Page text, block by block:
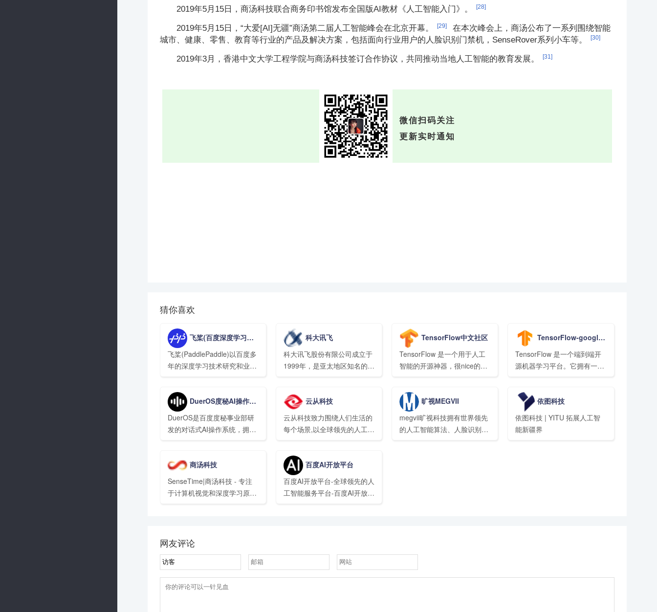
2019年5月15日，商汤科技联合商务印书馆发布全国版AI教材《人工智能入门》。 [28]
2019年5月15日，“大爱[AI]无疆”商汤第二届人工智能峰会在北京开幕。 [29]
在本次峰会上，商汤公布了一系列围绕智能
城市、健康、零售、教育等行业的产品及解决方案，包括面向行业用户的人脸识别门禁机，SenseRover系列小车等。
[30]
2019年3月，香港中文大学工程学院与商汤科技签订合作协议，共同推动当地人工智能的教育发展。 [31]
微信扫码关注
更新实时通知
猜你喜欢
飞桨(百度深度学习平台PaddlePaddle)
飞桨(PaddlePaddle)以百度多
年的深度学习技术研究和业务
产业级深度学习平台，集深度
学习核心训练和推理框架、基
础模型库、端到端开发套件和
丰富的工具组件于一体。
科大讯飞
科大讯飞股份有限公司成立于
1999年，是亚太地区知名的智
音及语言、自然语言理解、机
器学习推理及自主学习等核心
技术研究并保持了国际前沿技
术水平；积极推动人工智能产
让机器“能听会说，能理解会
思考
TensorFlow中文社区
TensorFlow 是一个用于人工
智能的开源神器，很nice的
TensorFlow-google.cn
TensorFlow 是一个端到端开
源机器学习平台。它拥有一个
研究人员推动机器学习领域的
先进技术的发展，并让开发者
轻松地构建和部署由机器学习
提供支持的应用。
DuerOS度秘AI操作系统
DuerOS是百度度秘事业部研
发的对话式AI操作系统，拥有
听懂、并满足用户。
云从科技
云从科技致力围绕人们生活的
每个场景,以全球领先的人工智
行业化、个性化的智能服务。
旷视MEGVII
megvii旷视科技拥有世界领先
的人工智能算法、人脸识别技
依图科技
依图科技 | YITU 拓展人工智
能新疆界
商汤科技
SenseTime|商汤科技 - 专注
于计算机视觉和深度学习原创
百度AI开放平台
百度AI开放平台-全球领先的人
工智能服务平台-百度AI开放平
网友评论